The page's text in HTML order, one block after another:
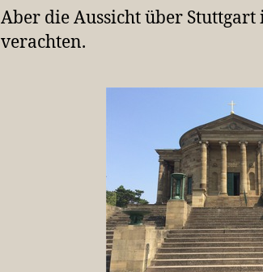
Aber die Aussicht über Stuttgart
verachten.